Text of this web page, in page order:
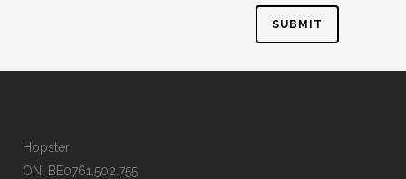
Hopster
ON: BE0761.502.755